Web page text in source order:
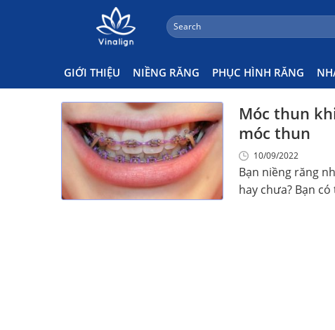
Search
for:
GIỚI THIỆU NIỀNG RĂNG PHỤC HÌNH RĂNG
Móc Chun Có Đau Không
Móc thun
móc thun
10/09/2022
Bạn niềng răng
hay chưa? Bạn